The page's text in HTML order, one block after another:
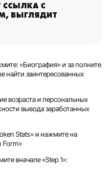
ССЫЛКА С
ВЫГЛЯДИТ
«Биография» и за полните
найти заинтересованных
возраста и персональных
вывода заработанных
Stats» и нажмите на
Form»
вначале «Step 1»: